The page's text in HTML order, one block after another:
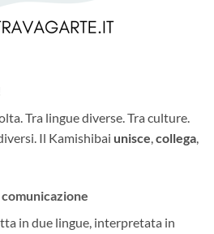
Tra lingue diverse. Tra culture.
Il Kamishibai unisce,collega,
in due lingue, interpretata in